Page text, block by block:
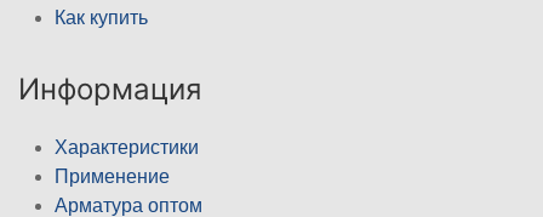
Как купить
Информация
Характеристики
Применение
Арматура оптом